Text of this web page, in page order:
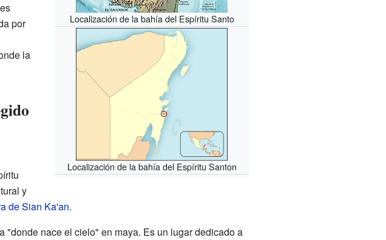
Localización de la bahía del Espíritu Santo
Localización de la bahía del Espíritu Santon
por
la
y
de Sian Ka'an.
nace el cielo" en maya. Es un lugar dedicado a